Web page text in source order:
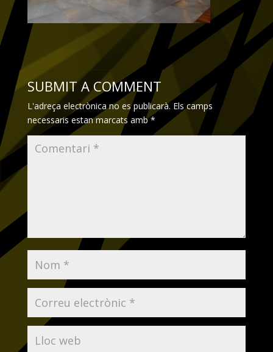
SUBMIT A COMMENT
L'adreça electrònica no es publicarà. Els camps
necessaris estan marcats amb*